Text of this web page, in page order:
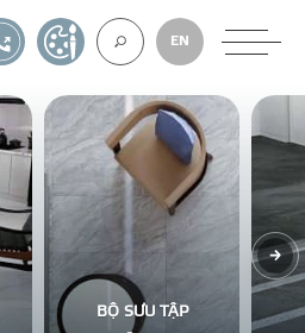
VỀ CHÚNG
GẠCH ỐP LÁT
EN
1900561582TỰ THIẾT KẾ
BỘ SƯU TẬP